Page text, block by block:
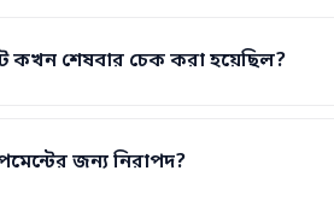
কখন শেষবার চেক করা হয়েছিল?
জন্য নিরাপদ?